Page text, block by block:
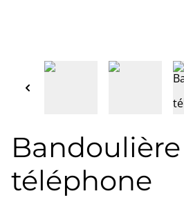
téléphone